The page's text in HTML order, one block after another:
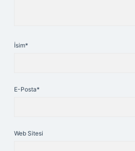
İsim*
E-Posta*
Web Sitesi